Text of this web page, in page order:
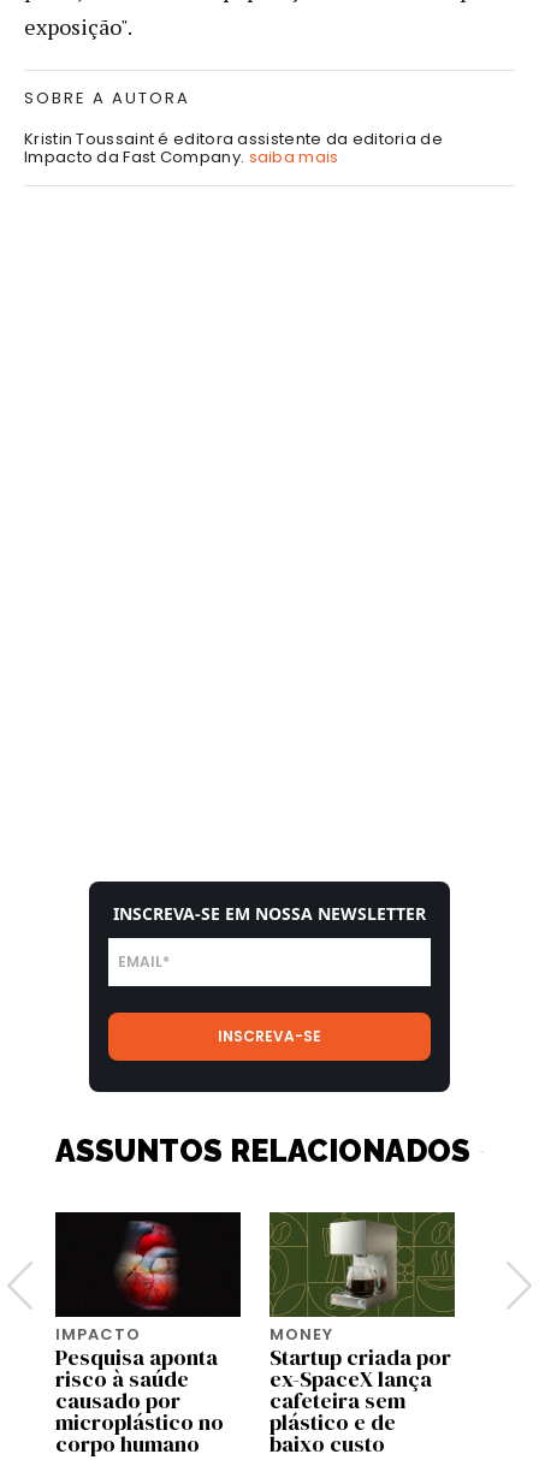
exposição".
SOBRE A AUTORA
Kristin Toussaint é editora assistente da editoria de
Impacto da Fast Company. saiba mais
INSCREVA-SE EM NOSSA NEWSLETTER
ASSUNTOS RELACIONADOS
IMPACTO
Pesquisa aponta
risco à saúde
causado por
microplástico no
corpo humano
MONEY
Startup criada por
ex-SpaceX lança
cafeteira sem
plástico e de
baixo custo